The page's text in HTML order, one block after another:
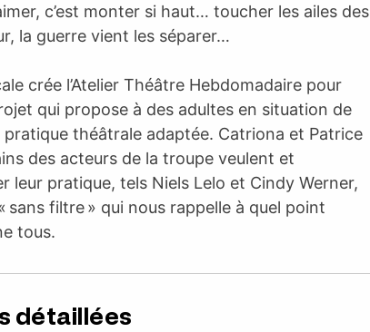
c’est monter si haut… toucher les ailes des
la guerre vient les séparer…
crée l’Atelier Théâtre Hebdomadaire pour
qui propose à des adultes en situation de
théâtrale adaptée. Catriona et Patrice
des acteurs de la troupe veulent et
leur pratique, tels Niels Lelo et Cindy Werner,
sans filtre » qui nous rappelle à quel point
tous.
détaillées